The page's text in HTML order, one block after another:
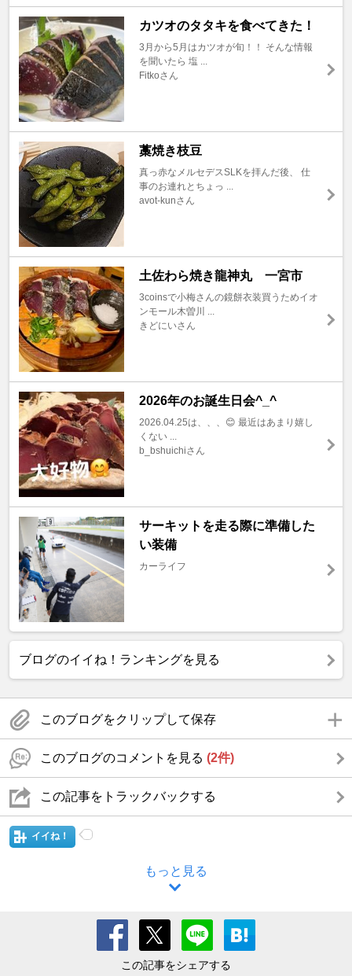
カツオのタタキを食べてきた！
3月から5月はカツオが旬！！ そんな情報
を聞いたら 塩 ...
Fitkoさん
藁焼き枝豆
真っ赤なメルセデスSLKを拝んだ後、 仕
事のお連れとちょっ ...
avot-kunさん
土佐わら焼き龍神丸 一宮市
3coinsで小梅さんの鏡餅衣装買うためイオ
ンモール木曽川 ...
きどにいさん
2026年のお誕生日会^_^
2026.04.25は、、、😊 最近はあまり嬉し
くない ...
b_bshuichiさん
サーキットを走る際に準備した
い装備
カーライフ
ブログのイイね！ランキングを見る
このブログをクリップして保存
このブログのコメントを見る (2件)
この記事をトラックバックする
イイね！
もっと見る
この記事をシェアする